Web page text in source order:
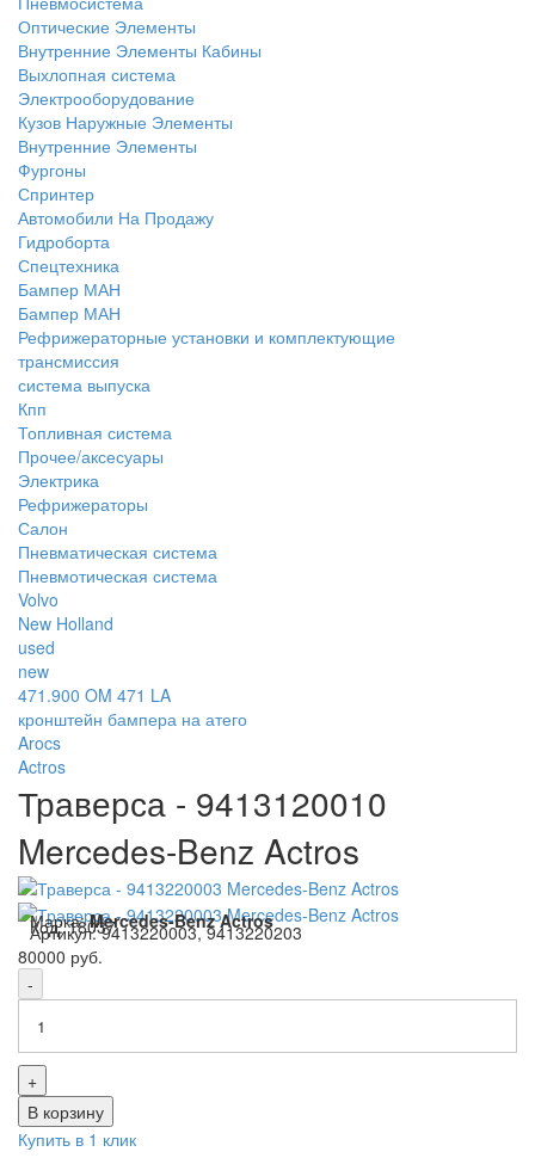
Оптические Элементы
Внутренние Элементы Кабины
Выхлопная система
Электрооборудование
Кузов Наружные Элементы
Внутренние Элементы
Фургоны
Спринтер
Автомобили На Продажу
Гидроборта
Спецтехника
Бампер МАН
Бампер МАН
Рефрижераторные установки и комплектующие
трансмиссия
система выпуска
Кпп
Топливная система
Прочее/аксесуары
Электрика
Рефрижераторы
Салон
Пневматическая система
Пневмотическая система
Volvo
New Holland
used
new
471.900 OM 471 LA
кронштейн бампера на атего
Arocs
Actros
Траверса - 9413120010
Mercedes-Benz Actros
Марка:Mercedes-Benz Actros
Код:18037
Артикул:9413220003, 9413220203
80000 руб.
-
+
В корзину
Купить в 1 клик